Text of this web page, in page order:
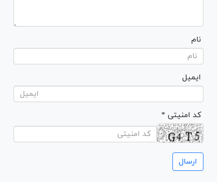
نام
ایمیل
* کد امنیتی